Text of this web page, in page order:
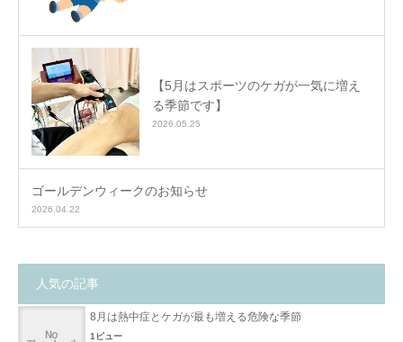
【5月はスポーツのケガが一気に増え
る季節です】
2026.05.25
ゴールデンウィークのお知らせ
2026.04.22
人気の記事
8月は熱中症とケガが最も増える危険な季節
1ビュー